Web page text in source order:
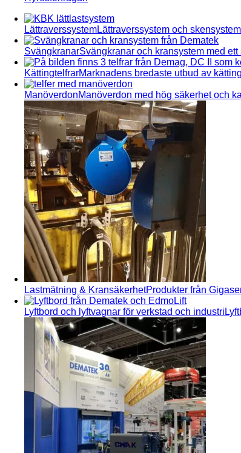
LättraverssystemLättraverssystem och
SvängkranarSvängkranar och kransystem med
KättingtelfrarMarknadens bredaste utbud av
ManöverdonManöverdon med hög säkerhet och
Lastmätning & KransäkerhetProdukter från
Lyftbord och lyftvagnar för verkstad och industri